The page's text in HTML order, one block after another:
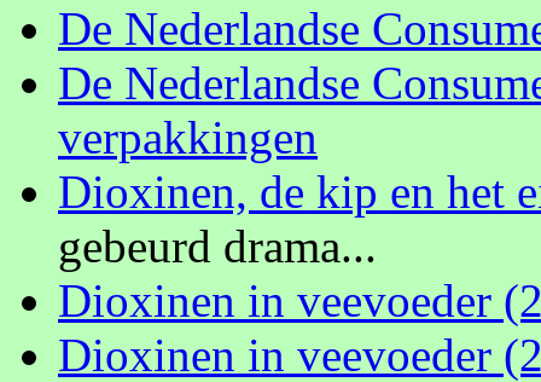
De Nederlandse
De Nederlandse
verpakkingen
Dioxinen, de kip en het
gebeurd drama...
Dioxinen in veevoeder
Dioxinen in veevoeder